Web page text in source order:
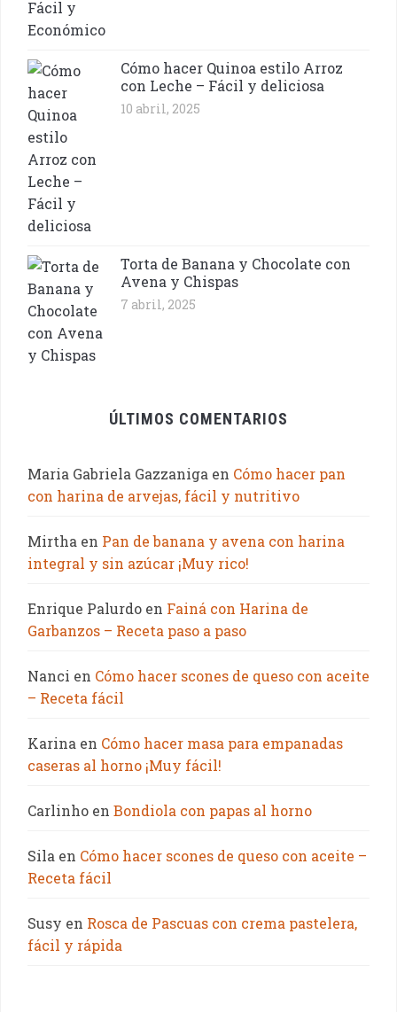
Cómo hacer Quinoa estilo Arroz
con Leche – Fácil y deliciosa
10 abril, 2025
Torta de Banana y Chocolate con
Avena y Chispas
7 abril, 2025
ÚLTIMOS COMENTARIOS
Maria Gabriela Gazzaniga en Cómo hacer pan
con harina de arvejas, fácil y nutritivo
Mirtha en Pan de banana y avena con harina
integral y sin azúcar ¡Muy rico!
Enrique Palurdo en Fainá con Harina de
Garbanzos – Receta paso a paso
Nanci en Cómo hacer scones de queso con aceite
– Receta fácil
Karina en Cómo hacer masa para empanadas
caseras al horno ¡Muy fácil!
Carlinho en Bondiola con papas al horno
Sila en Cómo hacer scones de queso con aceite –
Receta fácil
Susy en Rosca de Pascuas con crema pastelera,
fácil y rápida